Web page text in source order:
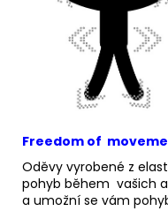
Freedom of
Oděvy vyrobené z
pohyb během vašich
a umožní se vám